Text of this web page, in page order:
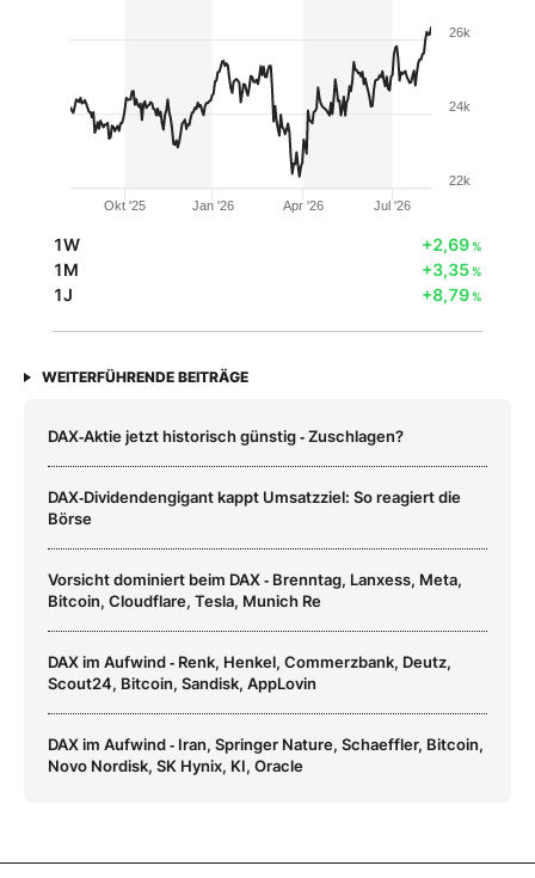
Okt '25 Jan '26 Apr '26 Jul '26
22k
24k
26k
1W +2,69%
1M +3,35%
1J +8,79%
WEITERFÜHRENDE BEITRÄGE
DAX‑Aktie jetzt historisch günstig ‑ Zuschlagen?
DAX‑Dividendengigant kappt Umsatzziel: So reagiert die
Börse
Vorsicht dominiert beim DAX ‑ Brenntag, Lanxess, Meta,
Bitcoin, Cloudflare, Tesla, Munich Re
DAX im Aufwind ‑ Renk, Henkel, Commerzbank, Deutz,
Scout24, Bitcoin, Sandisk, AppLovin
DAX im Aufwind ‑ Iran, Springer Nature, Schaeffler, Bitcoin,
Novo Nordisk, SK Hynix, KI, Oracle